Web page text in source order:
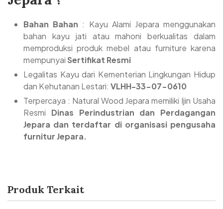
Bahan Bahan : Kayu Alami Jepara menggunakan
bahan kayu jati atau mahoni berkualitas dalam
memproduksi produk mebel atau furniture karena
mempunyai Sertifikat Resmi
Legalitas Kayu dari Kementerian Lingkungan Hidup
dan Kehutanan Lestari: VLHH-33-07-0610
Terpercaya : Natural Wood Jepara memiliki Ijin Usaha
Resmi Dinas Perindustrian dan Perdagangan
Jepara dan terdaftar di organisasi pengusaha
furnitur Jepara.
Produk Terkait